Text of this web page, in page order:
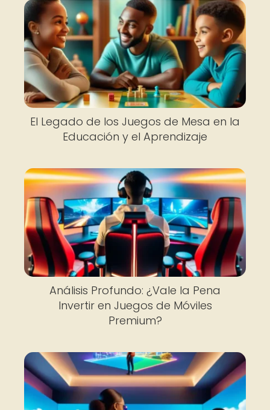
El Legado de los Juegos de Mesa en la
Educación y el Aprendizaje
Análisis Profundo: ¿Vale la Pena
Invertir en Juegos de Móviles
Premium?